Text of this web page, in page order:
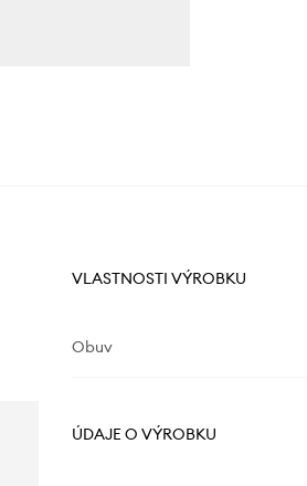
VLASTNOSTI VÝROBKU
Obuv
ÚDAJE O VÝROBKU